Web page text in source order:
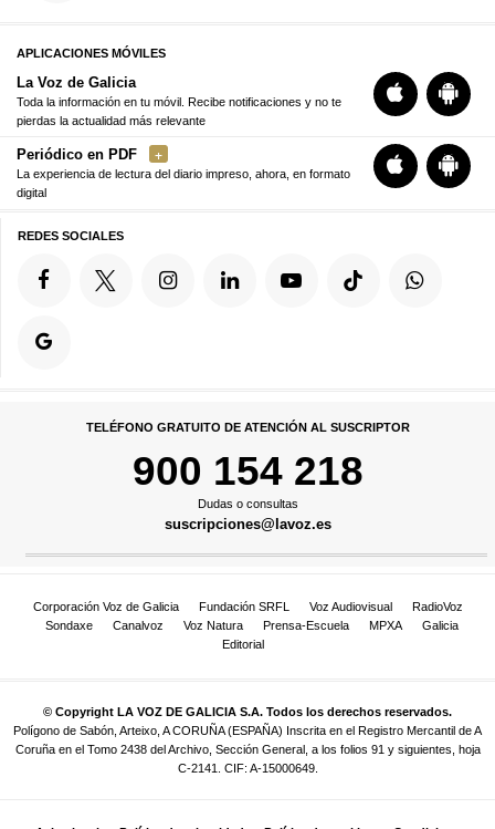
APLICACIONES MÓVILES
La Voz de Galicia
Toda la información en tu móvil. Recibe notificaciones y no te
pierdas la actualidad más relevante
Periódico en PDF
La experiencia de lectura del diario impreso, ahora, en formato
digital
REDES SOCIALES
TELÉFONO GRATUITO DE ATENCIÓN AL SUSCRIPTOR
900 154 218
Dudas o consultas
suscripciones@lavoz.es
Corporación Voz de Galicia Fundación SRFL Voz Audiovisual
RadioVoz
Sondaxe
Canalvoz Voz Natura Prensa-Escuela MPXA
Galicia
Editorial
© Copyright LA VOZ DE GALICIA S.A. Todos los derechos reservados.
Polígono de Sabón, Arteixo, A CORUÑA (ESPAÑA) Inscrita en el Registro Mercantil de A
Coruña en el Tomo 2438 del Archivo, Sección General, a los folios 91 y siguientes, hoja
C-2141. CIF: A-15000649.